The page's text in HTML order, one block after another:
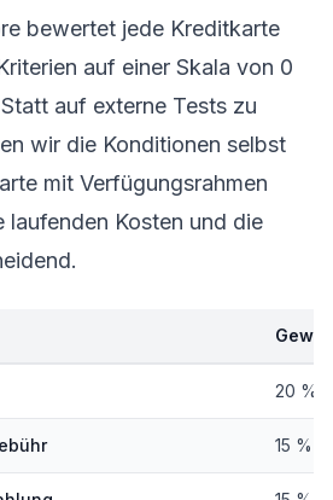
bewertet jede Kreditkarte
auf einer Skala von 0
auf externe Tests zu
wir die Konditionen selbst
mit Verfügungsrahmen
laufenden Kosten und die
20 %
15 %